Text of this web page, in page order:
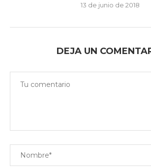
13 de junio de 2018
DEJA UN